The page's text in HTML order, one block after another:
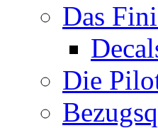
Das
Die